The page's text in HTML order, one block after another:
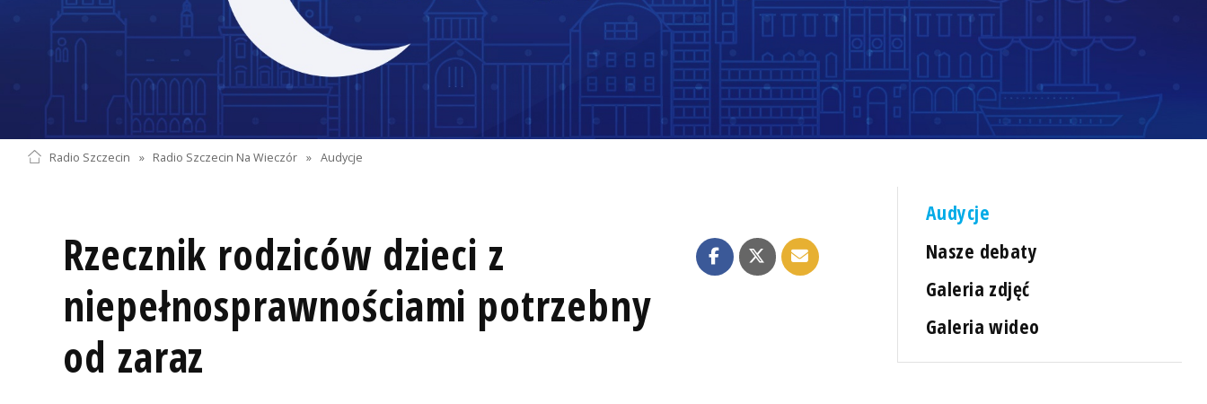
Radio Szczecin » Radio Szczecin Na Wieczór » Audycje
Rzecznik rodziców dzieci z
niepełnosprawnościami potrzebny
od zaraz
Audycje
Nasze debaty
Galeria zdjęć
Galeria wideo